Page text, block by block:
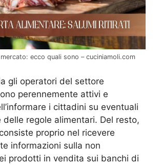
ecco quali sono – cuciniamoli.com
gli operatori del settore
perennemente attivi e
i cittadini su eventuali
delle regole alimentari. Del resto,
proprio nel ricevere
informazioni sulla non
prodotti in vendita sui banchi di